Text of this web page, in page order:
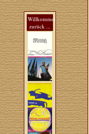
Willkommen
zurück ...